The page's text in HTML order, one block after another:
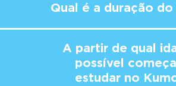
estudar no
A aula no
individual?